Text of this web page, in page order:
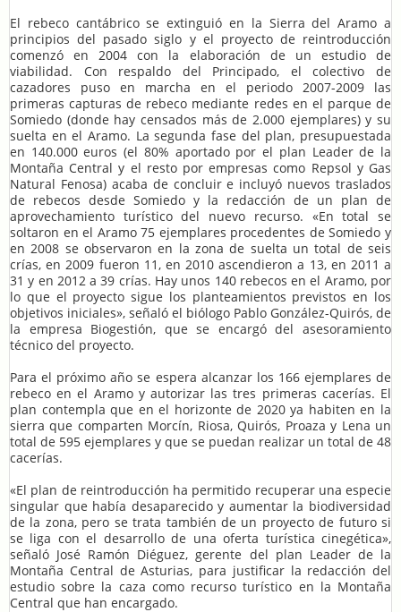
El rebeco cantábrico se extinguió en la Sierra del Aramo a
principios del pasado siglo y el proyecto de reintroducción
comenzó en 2004 con la elaboración de un estudio de
viabilidad. Con respaldo del Principado, el colectivo de
cazadores puso en marcha en el periodo 2007-2009 las
primeras capturas de rebeco mediante redes en el parque de
Somiedo (donde hay censados más de 2.000 ejemplares) y su
suelta en el Aramo. La segunda fase del plan, presupuestada
en 140.000 euros (el 80% aportado por el plan Leader de la
Montaña Central y el resto por empresas como Repsol y Gas
Natural Fenosa) acaba de concluir e incluyó nuevos traslados
de rebecos desde Somiedo y la redacción de un plan de
aprovechamiento turístico del nuevo recurso. «En total se
soltaron en el Aramo 75 ejemplares procedentes de Somiedo y
en 2008 se observaron en la zona de suelta un total de seis
crías, en 2009 fueron 11, en 2010 ascendieron a 13, en 2011 a
31 y en 2012 a 39 crías. Hay unos 140 rebecos en el Aramo, por
lo que el proyecto sigue los planteamientos previstos en los
objetivos iniciales», señaló el biólogo Pablo González-Quirós, de
la empresa Biogestión, que se encargó del asesoramiento
técnico del proyecto.
Para el próximo año se espera alcanzar los 166 ejemplares de
rebeco en el Aramo y autorizar las tres primeras cacerías. El
plan contempla que en el horizonte de 2020 ya habiten en la
sierra que comparten Morcín, Riosa, Quirós, Proaza y Lena un
total de 595 ejemplares y que se puedan realizar un total de 48
cacerías.
«El plan de reintroducción ha permitido recuperar una especie
singular que había desaparecido y aumentar la biodiversidad
de la zona, pero se trata también de un proyecto de futuro si
se liga con el desarrollo de una oferta turística cinegética»,
señaló José Ramón Diéguez, gerente del plan Leader de la
Montaña Central de Asturias, para justificar la redacción del
estudio sobre la caza como recurso turístico en la Montaña
Central que han encargado.